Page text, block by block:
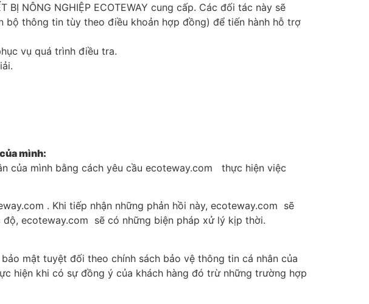
NÔNG NGHIỆP ECOTEWAY cung cấp. Các đối tác này sẽ
thông tin tùy theo điều khoản hợp đồng) để tiến hành hỗ trợ
vụ quá trình điều tra.
mình:
của mình bằng cách yêu cầu ecoteway.com thực hiện việc
. Khi tiếp nhận những phản hồi này, ecoteway.com sẽ
ecoteway.com sẽ có những biện pháp xử lý kịp thời.
mật tuyệt đối theo chính sách bảo vệ thông tin cá nhân của
hiện khi có sự đồng ý của khách hàng đó trừ những trường hợp